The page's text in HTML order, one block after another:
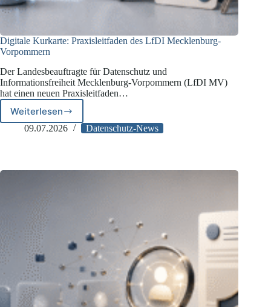
Digitale Kurkarte: Praxisleitfaden des LfDI Mecklenburg-
Vorpommern
Der Landesbeauftragte für Datenschutz und
Informationsfreiheit Mecklenburg-Vorpommern (LfDI MV)
hat einen neuen Praxisleitfaden…
Weiterlesen
Digitale
Kurkarte:
Mecklenburg-
09.07.2026 Datenschutz-News